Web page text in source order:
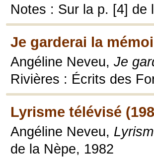
Notes : Sur la p. [4] de
Je garderai la
Angéline Neveu, Je
Rivières : Écrits des
Lyrisme télévisé
Angéline Neveu,
de la Nèpe, 1982